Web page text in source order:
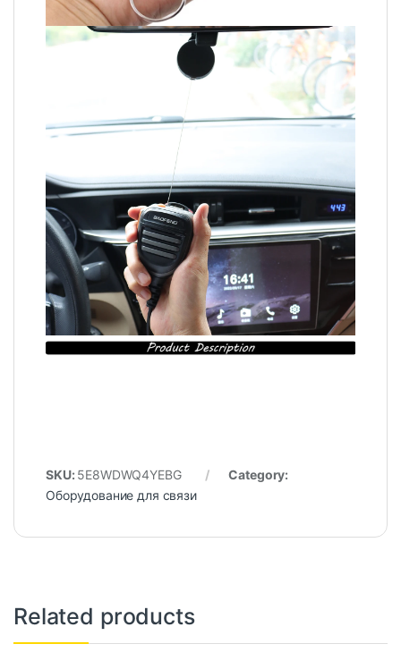
SKU: 5E8WDWQ4YEBG
Category:
Оборудование для связи
Related products